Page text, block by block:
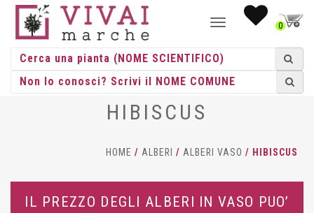
NAVIGAZIONE0
HIBISCUS
HOME / ALBERI / ALBERI VASO / HIBISCUS
IL PREZZO DEGLI ALBERI IN VASO PUO’